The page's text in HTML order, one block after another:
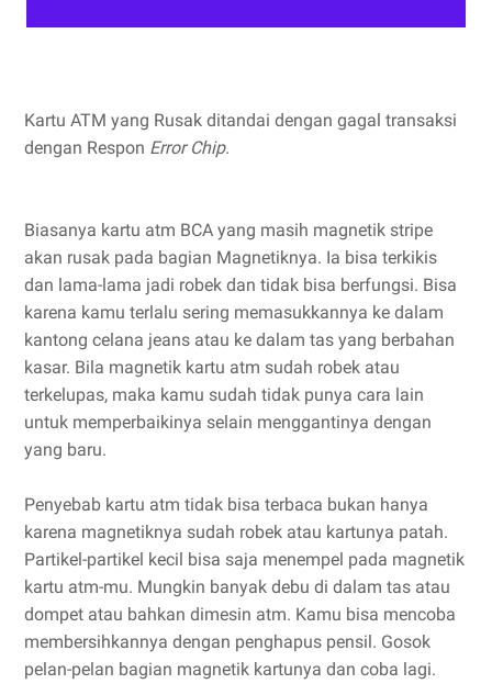
Kartu ATM yang Rusak ditandai dengan gagal transaksi
dengan Respon Error Chip.
Biasanya kartu atm BCA yang masih magnetik stripe
akan rusak pada bagian Magnetiknya. Ia bisa terkikis
dan lama-lama jadi robek dan tidak bisa berfungsi. Bisa
karena kamu terlalu sering memasukkannya ke dalam
kantong celana jeans atau ke dalam tas yang berbahan
kasar. Bila magnetik kartu atm sudah robek atau
terkelupas, maka kamu sudah tidak punya cara lain
untuk memperbaikinya selain menggantinya dengan
yang baru.
Penyebab kartu atm tidak bisa terbaca bukan hanya
karena magnetiknya sudah robek atau kartunya patah.
Partikel-partikel kecil bisa saja menempel pada magnetik
kartu atm-mu. Mungkin banyak debu di dalam tas atau
dompet atau bahkan dimesin atm. Kamu bisa mencoba
membersihkannya dengan penghapus pensil. Gosok
pelan-pelan bagian magnetik kartunya dan coba lagi.